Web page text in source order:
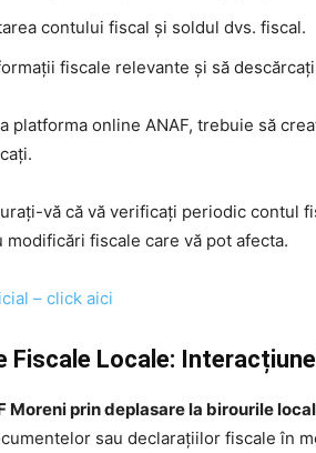
contului fiscal și soldul dvs. fiscal.
fiscale relevante și să
platforma online ANAF, trebuie să
vă că vă verificați periodic contul
modificări fiscale care vă pot afecta.
– click aici
Fiscale Locale:
Moreni prin deplasare la birourile
sau declarațiilor fiscale în